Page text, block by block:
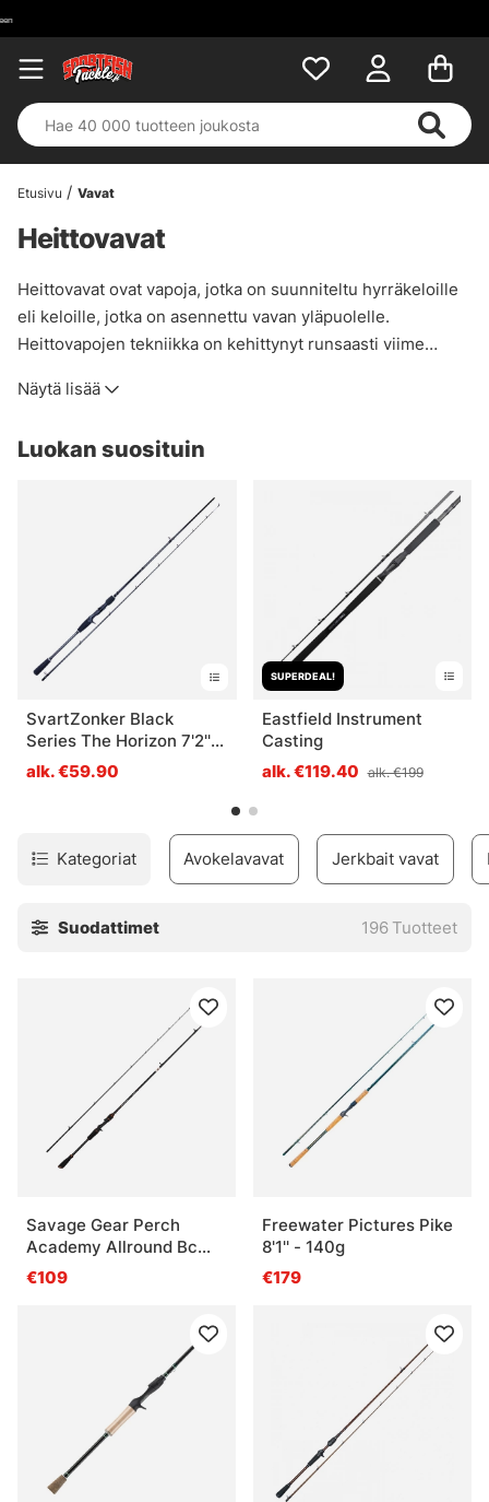
Etusivu Vavat
Heittovavat
Heittovavat ovat vapoja, jotka on suunniteltu hyrräkeloille
eli keloille, jotka on asennettu vavan yläpuolelle.
Heittovapojen tekniikka on kehittynyt runsaasti viime
rengaskokoja, jotka parantavat sekä tarkkuutta että
helposti havaittavissa vapojen toiminnassa. Jos olet
kelalle, ota yhteyttä niin autamme sinua löytämään
etsimäsi. Voit aina lähettää sähköpostia tai soittaa meille.
Näytä lisää
Luokan suosituin
SvartZonker Black
Series The Horizon 7'2''
Casting 12-38g
alk. €59.90
SUPERDEAL!
Eastfield Instrument
Casting
alk. €119.40 alk. €199
Kategoriat Avokelavavat Jerkbait vavat
Suodattimet 196 Tuotteet
Savage Gear Perch
Academy Allround Bc
2.15m 7-22g 2p
€109
Freewater Pictures Pike
8'1'' - 140g
€179